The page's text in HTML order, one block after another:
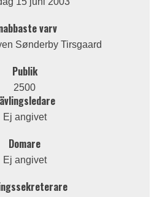
varv
Sønderby Tirsgaard
Publik
2500
Ej angivet
Domare
Ej angivet